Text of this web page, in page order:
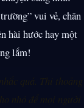
vui vẻ, chân
hài hước hay một
lắm!